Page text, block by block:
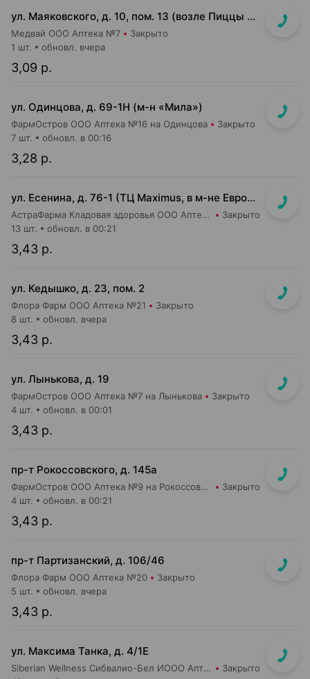
ул. Маяковского, д. 10, пом. 13 (возле Пиццы Мании)
Медвай ООО Аптека №7 Закрыто
3,09 р.
1 шт. обновл. вчера
ул. Одинцова, д. 69-1Н (м-н «Мила»)
ФармОстров ООО Аптека №16 на Одинцова Закрыто
3,28 р.
7 шт. обновл. в 00:16
ул. Есенина, д. 76-1 (ТЦ Maximus, в м-не Евроопт Super)
АстраФарма Кладовая здоровья ООО Аптека №9 Закрыто
3,43 р.
13 шт. обновл. в 00:21
ул. Кедышко, д. 23, пом. 2
Флора Фарм ООО Аптека №21 Закрыто
3,43 р.
8 шт. обновл. вчера
ул. Лынькова, д. 19
ФармОстров ООО Аптека №7 на Лынькова Закрыто
3,43 р.
4 шт. обновл. в 00:01
пр-т Рокоссовского, д. 145а
ФармОстров ООО Аптека №9 на Рокоссовского Закрыто
3,43 р.
4 шт. обновл. в 00:21
пр-т Партизанский, д. 106/46
Флора Фарм ООО Аптека №20 Закрыто
3,43 р.
5 шт. обновл. вчера
ул. Максима Танка, д. 4/1Е
Siberian Wellness Сибвалио-Бел ИООО Аптека №1 Закрыто